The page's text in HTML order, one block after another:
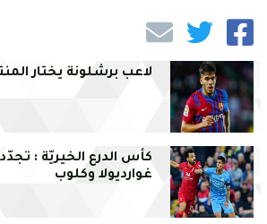
لاعب برشلونة يختار
كأس الدرع الخيريّة :
غوارديولا وكلوب